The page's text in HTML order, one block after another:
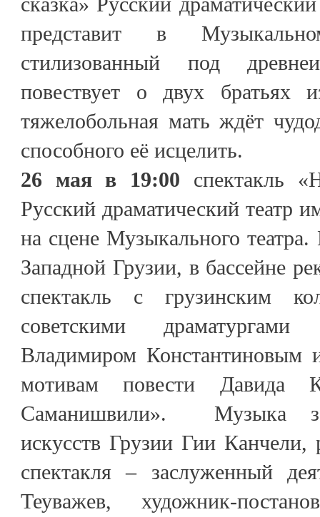
представит в
стилизованный под
повествует о двух братьях
тяжелобольная мать ждёт
способного её исцелить.
26 мая в 19:00 спектакль
Русский драматический театр
на сцене Музыкального
Западной Грузии, в бассейне
спектакль с грузинским
советскими
Владимиром Константиновым
мотивам повести Давида
Саманишвили». Музыка
искусств Грузии Гии Канчели,
спектакля – заслуженный
Теуважев, художник-